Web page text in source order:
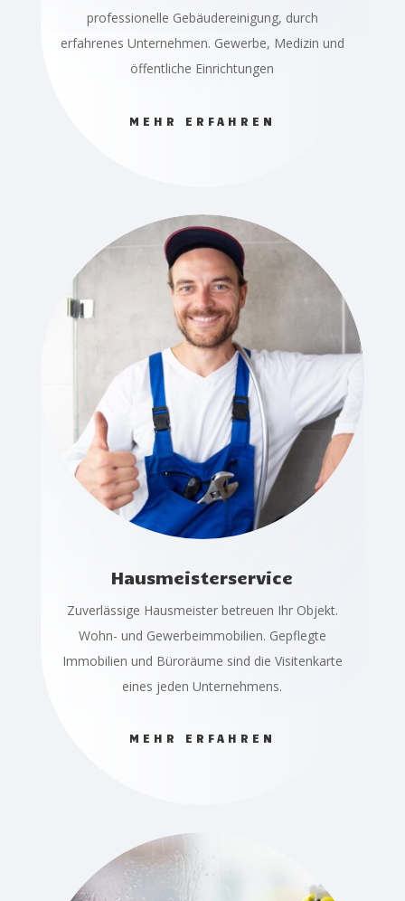
professionelle Gebäudereinigung, durch
erfahrenes Unternehmen. Gewerbe, Medizin und
öffentliche Einrichtungen
MEHR ERFAHREN
Hausmeisterservice
Zuverlässige Hausmeister betreuen Ihr Objekt.
Wohn- und Gewerbeimmobilien. Gepflegte
Immobilien und Büroräume sind die Visitenkarte
eines jeden Unternehmens.
MEHR ERFAHREN